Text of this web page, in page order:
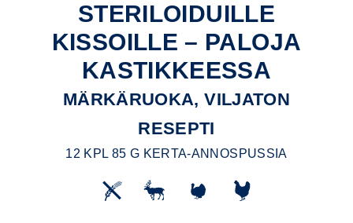
STERILOIDUILLE
KISSOILLE – PALOJA
KASTIKKEESSA
MÄRKÄRUOKA, VILJATON
RESEPTI
12 KPL 85 G KERTA-ANNOSPUSSIA